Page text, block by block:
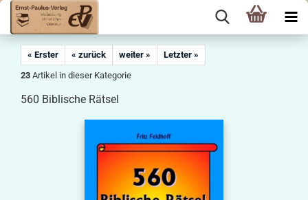
« Erster « zurück weiter »
Letzter »
23 Artikel in dieser Kategorie
560 Biblische Rätsel